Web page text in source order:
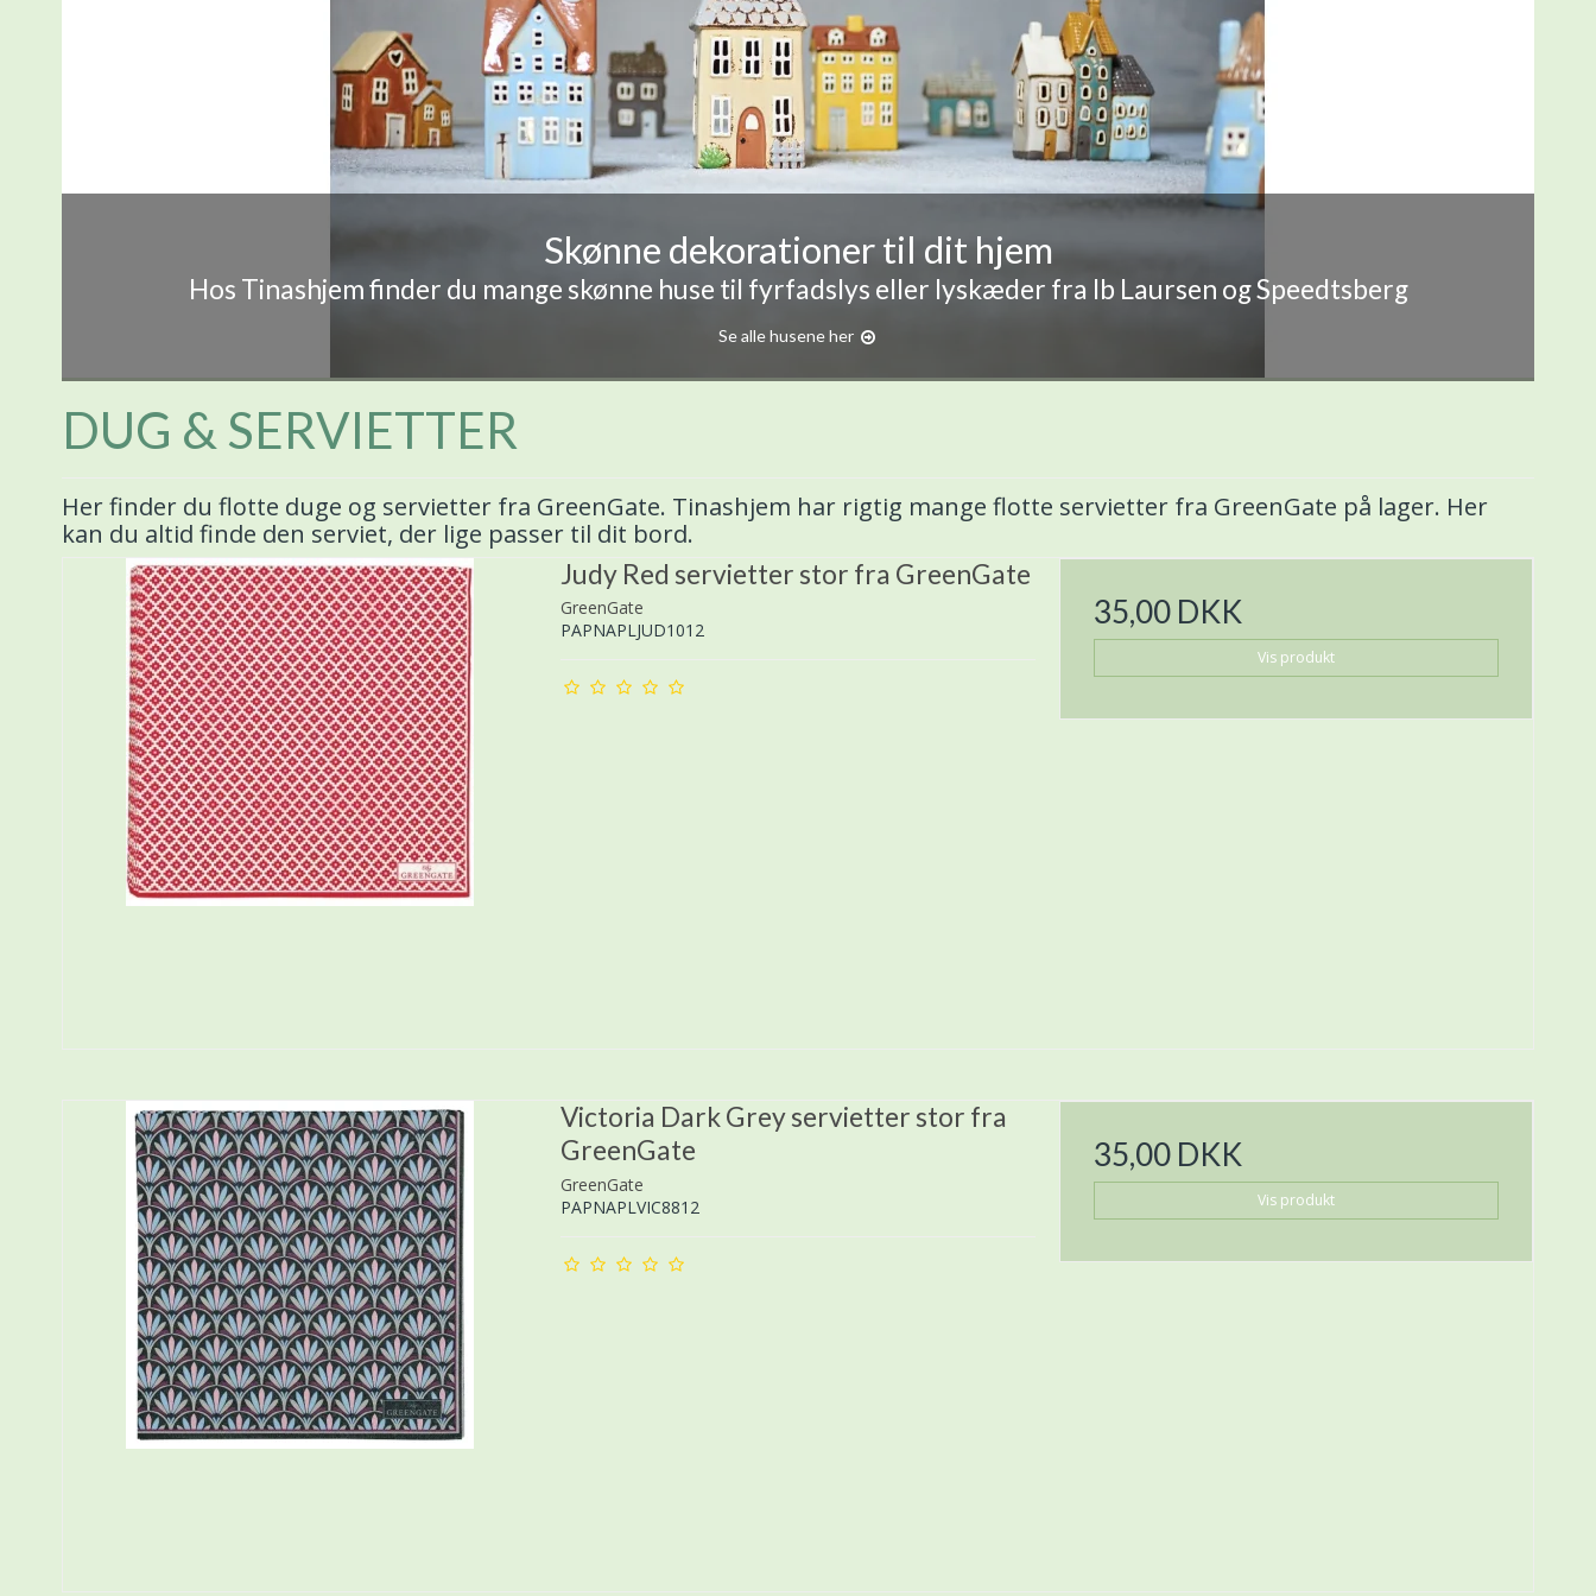
Skønne dekorationer til dit hjem
Hos Tinashjem finder du mange skønne huse til fyrfadslys eller lyskæder fra Ib Laursen og Speedtsberg
Se alle husene her
DUG & SERVIETTER
Her finder du flotte duge og servietter fra GreenGate. Tinashjem har rigtig mange flotte servietter fra GreenGate på lager. Her
kan du altid finde den serviet, der lige passer til dit bord.
Judy Red servietter stor fra GreenGate
GreenGate
PAPNAPLJUD1012
35,00 DKK
Vis produkt
Victoria Dark Grey servietter stor fra
GreenGate
GreenGate
PAPNAPLVIC8812
35,00 DKK
Vis produkt